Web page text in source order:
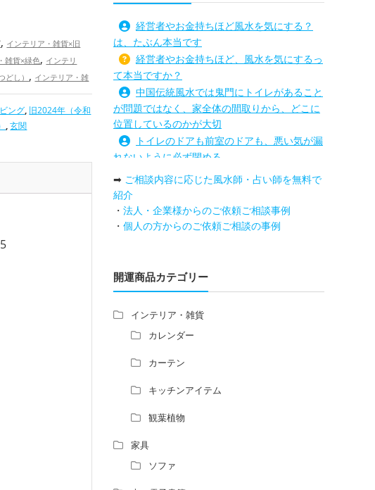
, インテリア・雑貨×旧
雑貨×緑色, インテリ
し） , インテリア・雑
令和6年）,置物・縁起
,置物・縁起物×龍・辰年
ズ,旧2024年（令和6
金運アップ,健康
ング, 旧2024年（令和
,玄関
経営者やお金持ちほど風水を気にする？
は、たぶん本当です
経営者やお金持ちほど、風水を気にするっ
て本当ですか？
中国伝統風水では鬼門にトイレがあること
が問題ではなく、家全体の間取りから、どこに
位置しているのかが大切
トイレのドアも前室のドアも、悪い気が漏
れないように必ず閉める
路沖殺対策としては、お庭に道路との垣根
を造られるとよい
庭を広げると路沖殺（ろちゅうさつ）は防
げますか？
方角にあるトイレの位置はずれますか？
青澄杏樹 （アオスミアンジュ）先生から
占い師さんは、幽霊を見たことがあります
か？
家相風水の診断・鑑定料金や相場について
風水の流派について教えてください。
か？
風水師になるには、どんな勉強をすればい
いですか？
➡ ご相談内容に応じた風水師・占い師を無料で
紹介
・ 法人・企業様からのご依頼ご相談事例
・ 個人の方からのご依頼ご相談の事例
開運商品カテゴリー
インテリア・雑貨
カレンダー
カーテン
キッチンアイテム
観葉植物
家具
ソファ